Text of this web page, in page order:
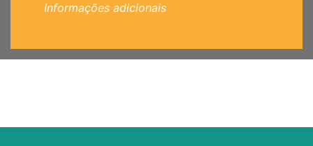
Informações adicionais